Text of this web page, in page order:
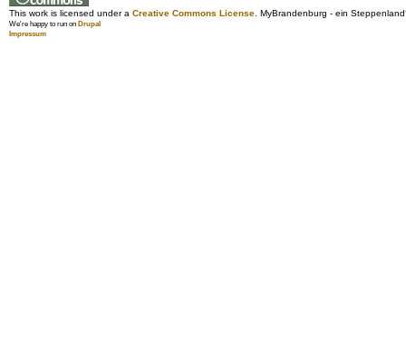
This work is licensed under a Creative Commons License. MyBrandenburg - ein
We're happy to run on Drupal
Impressum